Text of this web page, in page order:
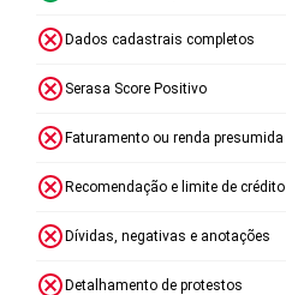
Dados cadastrais completos
Serasa Score Positivo
Faturamento ou renda presumida
Recomendação e limite de crédito
Dívidas, negativas e anotações
Detalhamento de protestos